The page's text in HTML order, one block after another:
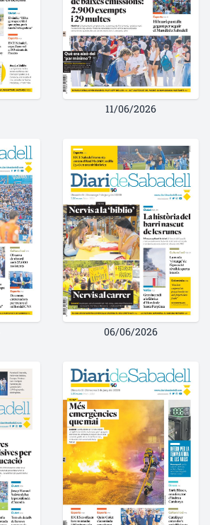
11/06/2026
06/06/2026